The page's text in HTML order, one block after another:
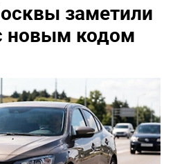
заметили
новым кодом